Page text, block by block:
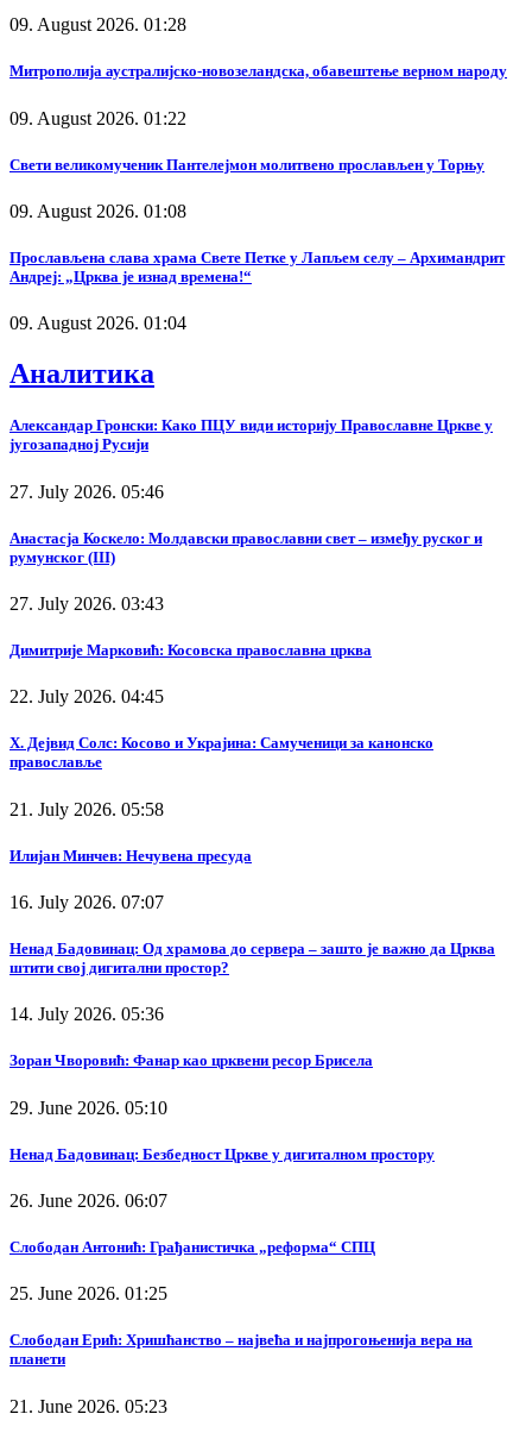
09. August 2026. 01:28
Митрополија аустралијско-новозеландска, обавештење верном народу
09. August 2026. 01:22
Свети великомученик Пантелејмон молитвено прослављен у Торњу
09. August 2026. 01:08
Прослављена слава храма Свете Петке у Лапљем селу – Архимандрит
Андреј: „Црква је изнад времена!“
09. August 2026. 01:04
Аналитика
Александар Гронски: Како ПЦУ види историју Православне Цркве у
југозападној Русији
27. July 2026. 05:46
Анастасја Коскело: Молдавски православни свет – између руског и
румунског (III)
27. July 2026. 03:43
Димитрије Марковић: Косовска православна црква
22. July 2026. 04:45
Х. Дејвид Солс: Косово и Украјина: Самученици за канонско
православље
21. July 2026. 05:58
Илијан Минчев: Нечувена пресуда
16. July 2026. 07:07
Ненад Бадовинац: Од храмова до сервера – зашто је важно да Црква
штити свој дигитални простор?
14. July 2026. 05:36
Зоран Чворовић: Фанар као црквени ресор Брисела
29. June 2026. 05:10
Ненад Бадовинац: Безбедност Цркве у дигиталном простору
26. June 2026. 06:07
Слободан Антонић: Грађанистичка „реформа“ СПЦ
25. June 2026. 01:25
Слободан Ерић: Хришћанство – највећа и најпрогоњенија вера на
планети
21. June 2026. 05:23